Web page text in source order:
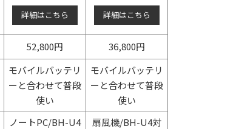
詳細はこちら 詳細はこちら
52,800円 36,800円
モバイルバッテリ
ーと合わせて普段
使い
モバイルバッテリ
ーと合わせて普段
使い
ノートPC/BH-U4
扇風機/BH-U4対